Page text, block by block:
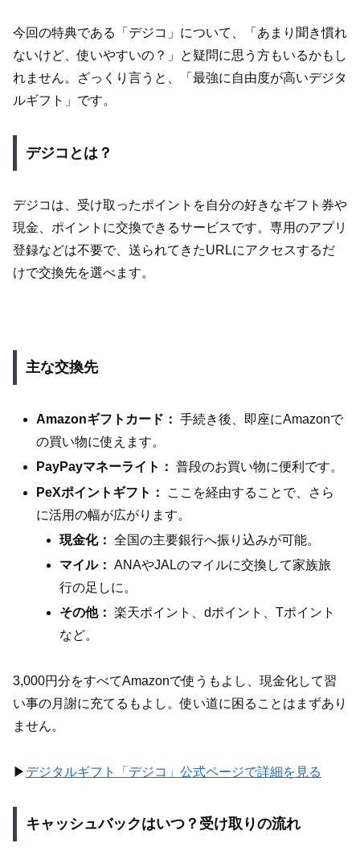
今回の特典である「デジコ」について、「あまり聞き慣れ
ないけど、使いやすいの？」と疑問に思う方もいるかもし
れません。ざっくり言うと、「最強に自由度が高いデジタ
ルギフト」です。
デジコとは？
デジコは、受け取ったポイントを自分の好きなギフト券や
現金、ポイントに交換できるサービスです。専用のアプリ
登録などは不要で、送られてきたURLにアクセスするだ
けで交換先を選べます。
主な交換先
Amazonギフトカード： 手続き後、即座にAmazonで
の買い物に使えます。
PayPayマネーライト： 普段のお買い物に便利です。
PeXポイントギフト：
ここを経由することで、さら
に活用の幅が広がります。
現金化： 全国の主要銀行へ振り込みが可能。
マイル： ANAやJALのマイルに交換して家族旅
行の足しに。
その他： 楽天ポイント、dポイント、Tポイント
など。
3,000円分をすべてAmazonで使うもよし、現金化して習
い事の月謝に充てるもよし。使い道に困ることはまずあり
ません。
▶︎ デジタルギフト「デジコ」公式ページで詳細を見る
キャッシュバックはいつ？受け取りの流れ